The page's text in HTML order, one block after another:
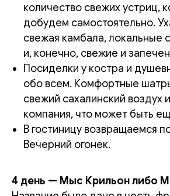
количество свежих устриц,
добудем самостоятельно.
свежая камбала, локальные
и, конечно, свежие и
Посиделки у костра и
обо всем. Комфортные
свежий сахалинский воздух
компания, что может быть
В гостиницу возвращаемся
Вечерний огонек.
4 день — Мыс Крильон либо